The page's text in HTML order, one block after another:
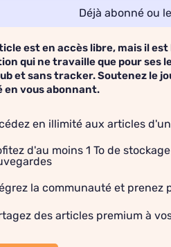
Déjà abonné ou
est en accès libre, mais il
qui ne travaille que pour ses
et sans tracker. Soutenez le
en vous abonnant.
en illimité aux articles
d'au moins 1 To de
la communauté et prenez
des articles premium à